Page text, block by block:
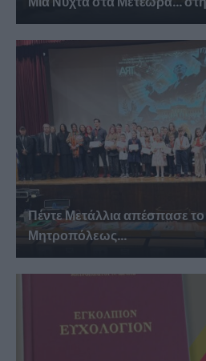
Πέντε Μετάλλια απέσπασε το
Μητροπόλεως...